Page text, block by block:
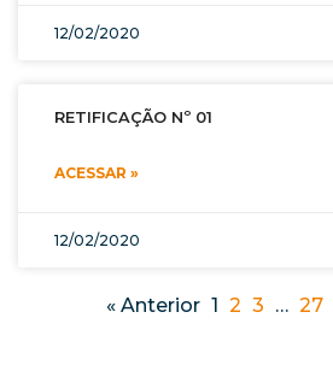
12/02/2020
RETIFICAÇÃO Nº 01
ACESSAR »
12/02/2020
« Anterior 1 2 3 … 27